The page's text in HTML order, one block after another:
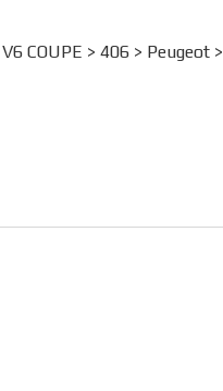
COUPE > 406> Peugeot>